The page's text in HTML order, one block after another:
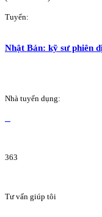
Tuyển:
Nhật Bản: kỹ sư phiên
Nhà tuyển dụng:
363
Tư vấn giúp tôi